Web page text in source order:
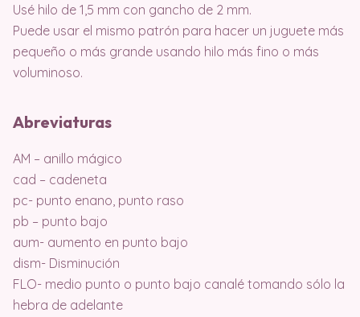
Usé hilo de 1,5 mm con gancho de 2 mm.
Puede usar el mismo patrón para hacer un juguete más
pequeño o más grande usando hilo más fino o más
voluminoso.
Abreviaturas
AM – anillo mágico
cad – cadeneta
pc- punto enano, punto raso
pb – punto bajo
aum- aumento en punto bajo
dism- Disminución
FLO- medio punto o punto bajo canalé tomando sólo la
hebra de adelante